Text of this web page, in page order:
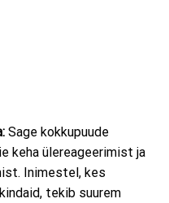
Sage kokkupuude
keha ülereageerimist ja
Inimestel, kes
tekib suurem